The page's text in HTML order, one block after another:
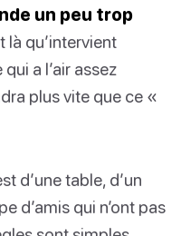
un peu trop
là qu’intervient
a l’air assez
plus vite que ce «
d’une table, d’un
d’amis qui n’ont pas